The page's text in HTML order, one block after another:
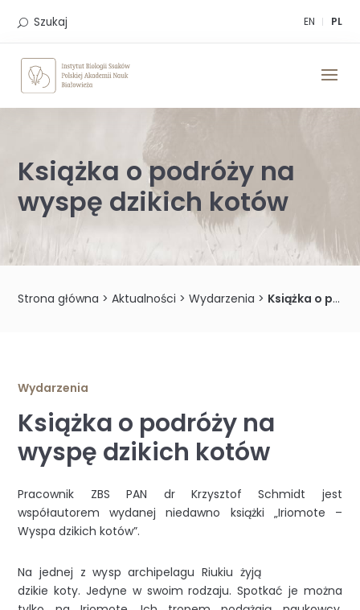
EN PL
Szukaj
Książka o podróży na
wyspę dzikich kotów
Strona główna >Aktualności >Wydarzenia > Książka o podróży na wyspę dzikich kotów
Wydarzenia
Książka o podróży na
wyspę dzikich kotów
Pracownik ZBS PAN dr Krzysztof Schmidt jest
współautorem wydanej niedawno książki „Iriomote –
Wyspa dzikich kotów”.
Na jednej z wysp archipelagu Riukiu żyją
dzikie koty. Jedyne w swoim rodzaju. Spotkać je można